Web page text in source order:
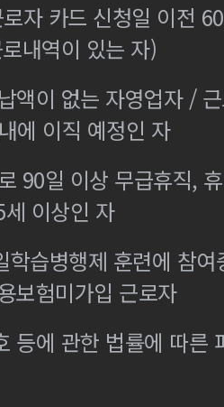
자 카드 신청일 이전
내역이 있는 자)
액이 없는 자영업자 /
에 이직 예정인 자
90일 이상 무급휴직,
이상인 자
학습병행제 훈련에 참
보험미가입 근로자
등에 관한 법률에 따른